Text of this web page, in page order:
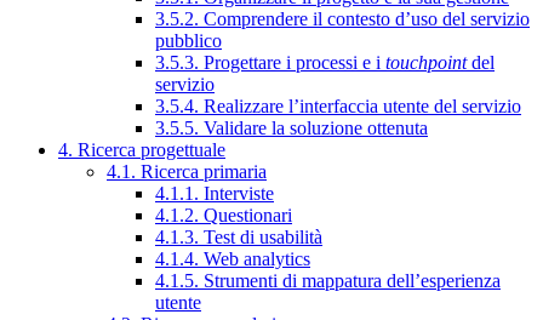
3.5.2. Comprendere il contesto d’uso del servizio
pubblico
3.5.3. Progettare i processi e i touchpointdel
servizio
3.5.4. Realizzare l’interfaccia utente del servizio
3.5.5. Validare la soluzione ottenuta
4. Ricerca progettuale
4.1. Ricerca primaria
4.1.1. Interviste
4.1.2. Questionari
4.1.3. Test di usabilità
4.1.4. Web analytics
4.1.5. Strumenti di mappatura dell’esperienza
utente